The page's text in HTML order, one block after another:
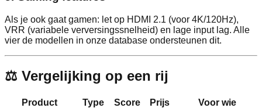
Als je ook gaat gamen: let op HDMI 2.1 (voor 4K/120Hz),
VRR (variabele verversingssnelheid) en lage input lag. Alle
vier de modellen in onze database ondersteunen dit.
⚖️ Vergelijking op een rij
Product Type Score Prijs
Voor wie